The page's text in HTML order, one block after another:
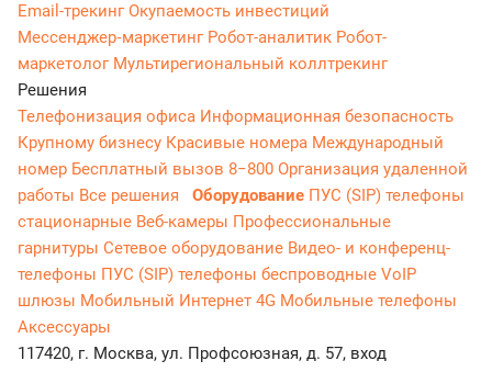
Email-трекингОкупаемость инвестиций
Мессенджер‑маркетинг Робот-аналитик Робот-
маркетолог Мультирегиональный коллтрекинг
Решения
Телефонизация офиса Информационная безопасность
Крупному бизнесу Красивые номера Международный
номер Бесплатный вызов 8−800 Организация удаленной
работы Все решения Оборудование ПУС (SIP) телефоны
стационарные Веб-камеры Профессиональные
гарнитуры Сетевое оборудование Видео- и конференц-
телефоны ПУС (SIP) телефоны беспроводные VoIP
шлюзы Мобильный Интернет 4G Мобильные телефоны
Аксессуары
117420, г. Москва, ул. Профсоюзная, д. 57, вход